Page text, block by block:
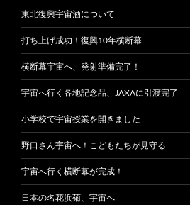
東北復興宇宙酒について
打ち上げ成功！復興10年横断幕
横断幕宇宙へ、発射準備完了！
宇宙へ行く各地記念品、JAXAに引渡完了
小学校で宇宙授業を開きました
野口さん宇宙へ！こどもたちが見守る
宇宙へ行く横断幕が完成！
日本の名花浜菊、宇宙へ